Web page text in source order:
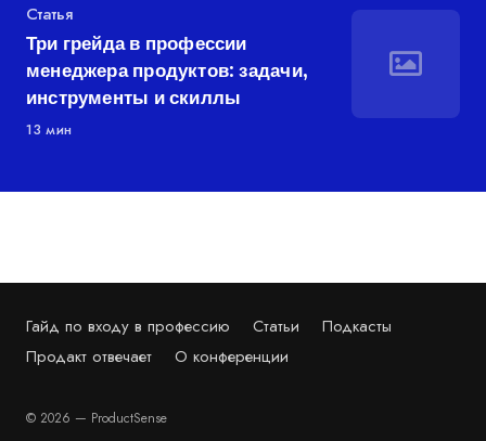
Категория
Статья
Три грейда в профессии
менеджера продуктов: задачи,
инструменты и скиллы
13 мин
Гайд по входу в профессию Статьи
Подкасты
Продакт отвечает
О конференции
© 2026 — ProductSense